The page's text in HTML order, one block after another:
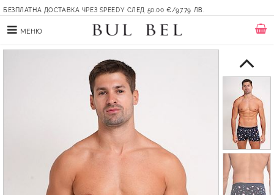
БЕЗПЛАТНА ДОСТАВКА ЧРЕЗ SPEEDY СЛЕД 50.00 €/97.79 ЛВ.
МЕНЮ